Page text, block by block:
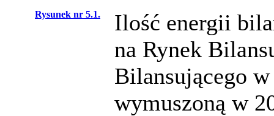
Rysunek nr 5.1.
Ilość energii
na Rynek
Bilansującego
wymuszoną w